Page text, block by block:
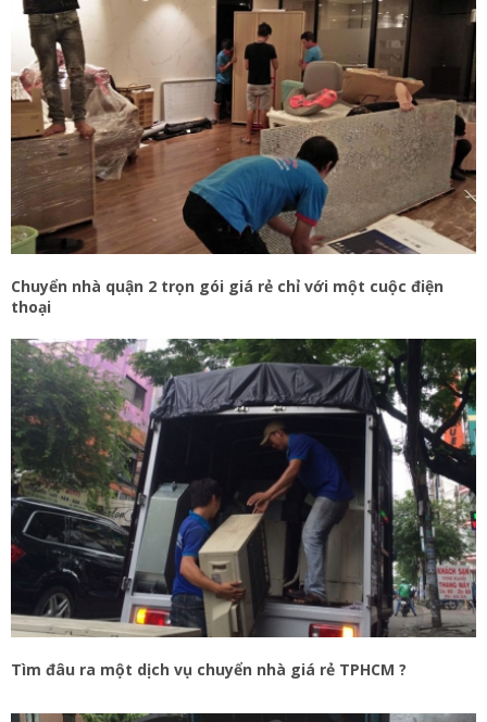
Chuyển nhà quận 2 trọn gói giá rẻ chỉ với một cuộc điện
thoại
Tìm đâu ra một dịch vụ chuyển nhà giá rẻ TPHCM ?